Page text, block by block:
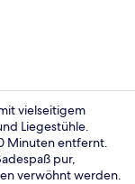
vielseitigem
Liegestühle.
Minuten entfernt.
pur,
verwöhnt werden.